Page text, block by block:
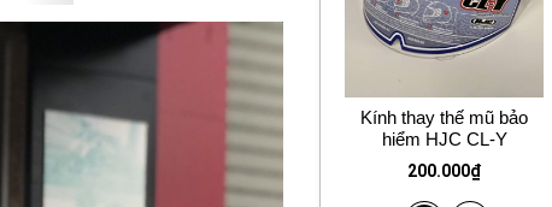
Kính thay thế mũ bảo
hiểm HJC CL-Y
200.000₫